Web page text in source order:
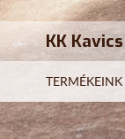
KK
TERMÉKEINK